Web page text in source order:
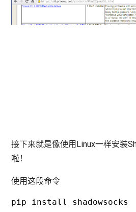
接下来就是像使用Linux一样安装
啦！
使用这段命令
pip install shadowsocks